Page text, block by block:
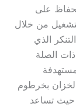
على
من خلال
الذي
ذات الصلة
بخرطوم
حيث تساعد